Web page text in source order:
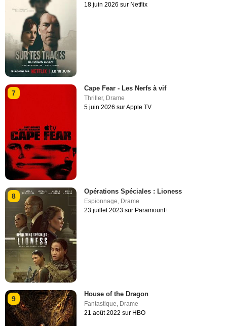
18 juin 2026 sur Netflix
7
Cape Fear - Les Nerfs à vif
Thriller, Drame
5 juin 2026 sur Apple TV
8
Opérations Spéciales : Lioness
Espionnage Drame
23 juillet 2023 sur Paramount+
9
House of the Dragon
Fantastique, Drame
21 août 2022 sur HBO